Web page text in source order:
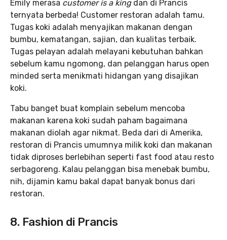
Emily merasa customer is a kingdan di Prancis
ternyata berbeda! Customer restoran adalah tamu.
Tugas koki adalah menyajikan makanan dengan
bumbu, kematangan, sajian, dan kualitas terbaik.
Tugas pelayan adalah melayani kebutuhan bahkan
sebelum kamu ngomong, dan pelanggan harus open
minded serta menikmati hidangan yang disajikan
koki.
Tabu banget buat komplain sebelum mencoba
makanan karena koki sudah paham bagaimana
makanan diolah agar nikmat. Beda dari di Amerika,
restoran di Prancis umumnya milik koki dan makanan
tidak diproses berlebihan seperti fast food atau resto
serbagoreng. Kalau pelanggan bisa menebak bumbu,
nih, dijamin kamu bakal dapat banyak bonus dari
restoran.
8. Fashion di Prancis